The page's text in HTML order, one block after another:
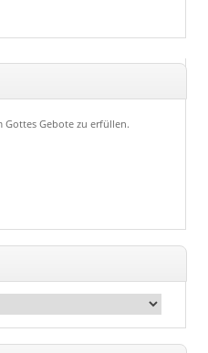
Gebote zu erfüllen.